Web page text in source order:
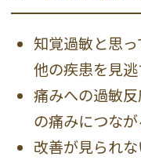
知覚過敏と思
他の疾患を見
痛みへの過敏
の痛みにつな
改善が見られ